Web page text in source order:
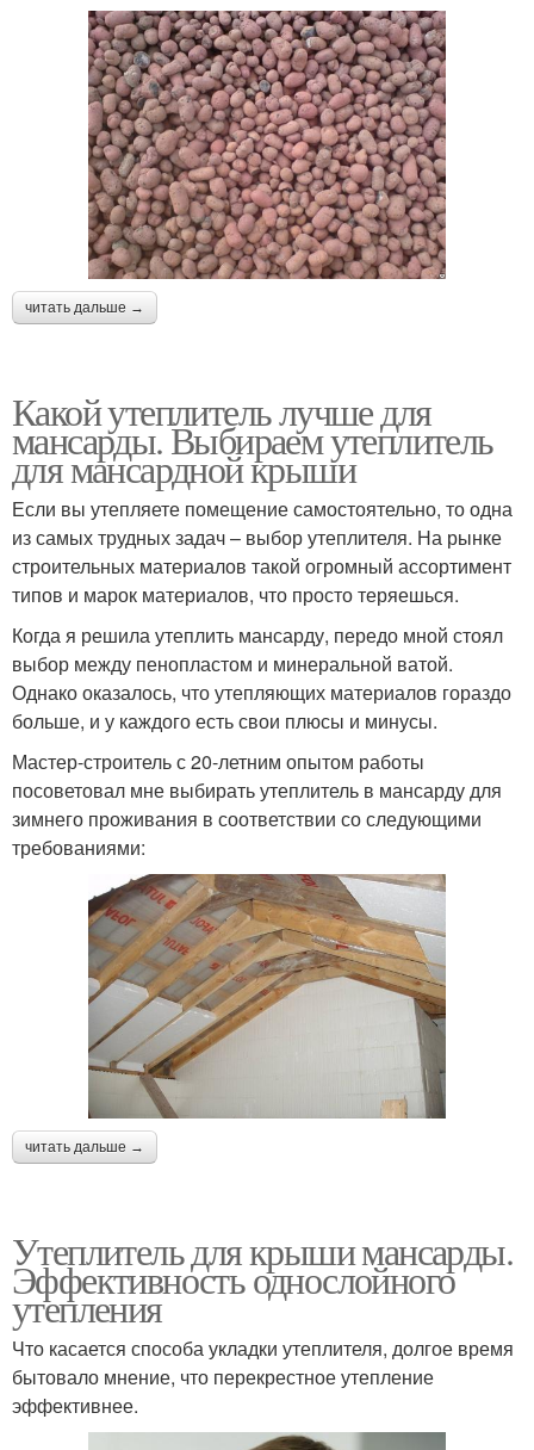
читать дальше →
Какой утеплитель лучше для
мансарды. Выбираем утеплитель
для мансардной крыши
Если вы утепляете помещение самостоятельно, то одна
из самых трудных задач – выбор утеплителя. На рынке
строительных материалов такой огромный ассортимент
типов и марок материалов, что просто теряешься.
Когда я решила утеплить мансарду, передо мной стоял
выбор между пенопластом и минеральной ватой.
Однако оказалось, что утепляющих материалов гораздо
больше, и у каждого есть свои плюсы и минусы.
Мастер-строитель с 20-летним опытом работы
посоветовал мне выбирать утеплитель в мансарду для
зимнего проживания в соответствии со следующими
требованиями:
читать дальше →
Утеплитель для крыши мансарды.
Эффективность однослойного
утепления
Что касается способа укладки утеплителя, долгое время
бытовало мнение, что перекрестное утепление
эффективнее.